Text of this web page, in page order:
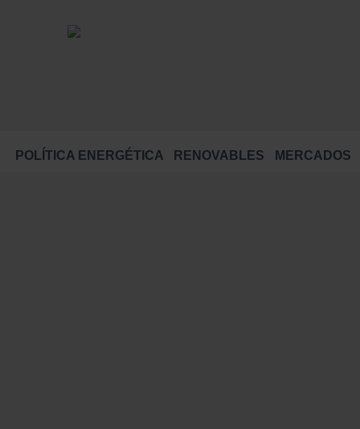
POLÍTICA ENERGÉTICA RENOVABLES MERCADOS